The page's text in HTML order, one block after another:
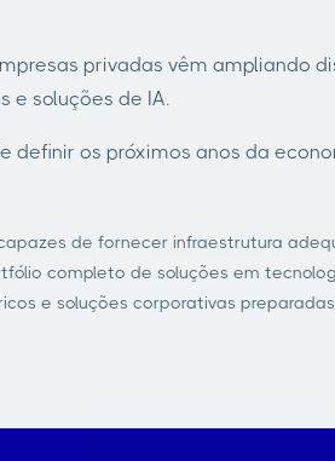
privadas vêm ampliando
e soluções de IA.
os próximos anos da
de fornecer infraestrutura
completo de soluções em
e soluções corporativas